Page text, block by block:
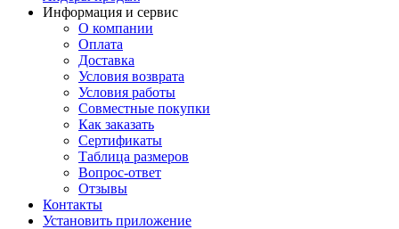
Информация и сервис
О компании
Оплата
Доставка
Условия возврата
Условия работы
Совместные покупки
Как заказать
Сертификаты
Таблица размеров
Вопрос-ответ
Отзывы
Контакты
Установить приложение